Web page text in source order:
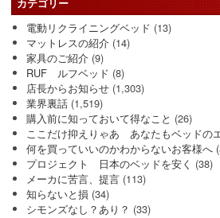
カテゴリー
電動リクライニングベッド (13)
マットレスの紹介 (14)
家具のご紹介 (9)
RUF ルフベッド (8)
店長からお知らせ (1,303)
業界裏話 (1,519)
購入前に知っておいて得なこと (26)
ここだけ抑えりゃあ あなたもベッドの
何を買っていいのかわからないお客様へ
プロジェクト 日本のベッドを安く (38)
メーカに苦言、提言 (113)
知らないと損 (34)
シモンズなし？あり？ (33)